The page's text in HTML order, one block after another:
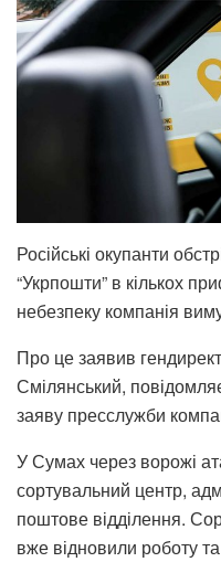
Російські окупанти
“Укрпошти” в кількох
небезпеку компанія
Про це заявив
Смілянський,
заяву пресслужби
У Сумах через ворожі
сортувальний центр,
поштове відділення.
вже відновили роботу